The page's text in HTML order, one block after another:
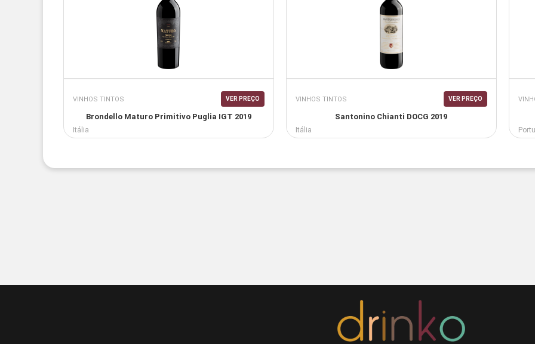
VINHOS TINTOS VER PREÇO
Brondello Maturo Primitivo Puglia IGT 2019
Itália
VINHOS TINTOS VER PREÇO
Santonino Chianti DOCG 2019
Itália